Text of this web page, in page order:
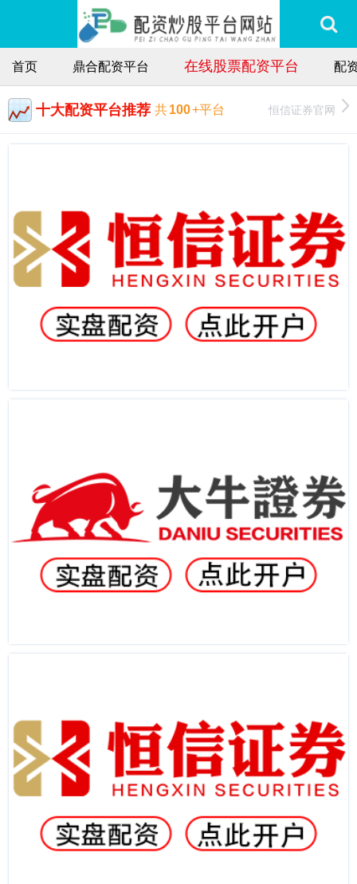
首页 鼎合配资平台 在线股票配资平台 配
十大配资平台推荐 共100+平台 恒信证券官网